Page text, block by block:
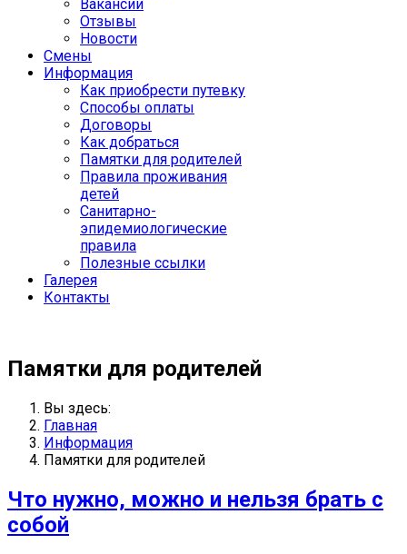
Вакансии
Отзывы
Новости
Смены
Информация
Как приобрести путевку
Способы оплаты
Договоры
Как добраться
Памятки для родителей
Правила проживания
детей
Санитарно-
эпидемиологические
правила
Полезные ссылки
Галерея
Контакты
Памятки для родителей
Вы здесь:
Главная
Информация
Памятки для родителей
Что нужно, можно и нельзя брать с
собой